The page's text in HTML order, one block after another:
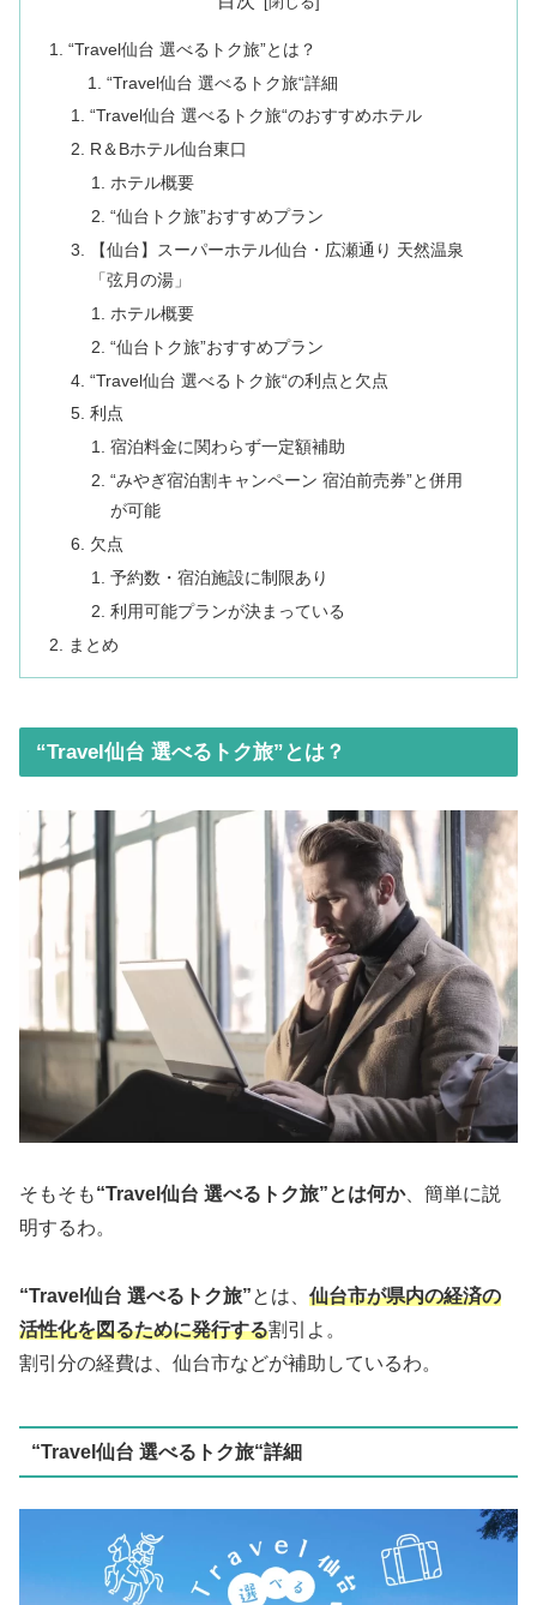
“Travel仙台 選べるトク旅”とは？
“Travel仙台 選べるトク旅“詳細
“Travel仙台 選べるトク旅“のおすすめホテル
R＆Bホテル仙台東口
ホテル概要
“仙台トク旅”おすすめプラン
【仙台】スーパーホテル仙台・広瀬通り 天然温泉
「弦月の湯」
ホテル概要
“仙台トク旅”おすすめプラン
“Travel仙台 選べるトク旅“の利点と欠点
利点
宿泊料金に関わらず一定額補助
“みやぎ宿泊割キャンペーン 宿泊前売券”と併用
が可能
欠点
予約数・宿泊施設に制限あり
利用可能プランが決まっている
まとめ
“Travel仙台 選べるトク旅”とは？
そもそも“Travel仙台 選べるトク旅”とは何か、簡単に説
明するわ。
“Travel仙台 選べるトク旅”とは、 仙台市が県内の経済の
活性化を図るために発行する割引よ。
割引分の経費は、仙台市などが補助しているわ。
“Travel仙台 選べるトク旅“詳細